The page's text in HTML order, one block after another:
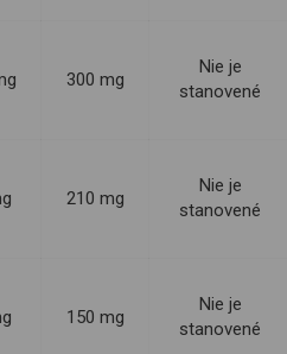
300 mg
Nie je
stanovené
210 mg
Nie je
stanovené
150 mg
Nie je
stanovené